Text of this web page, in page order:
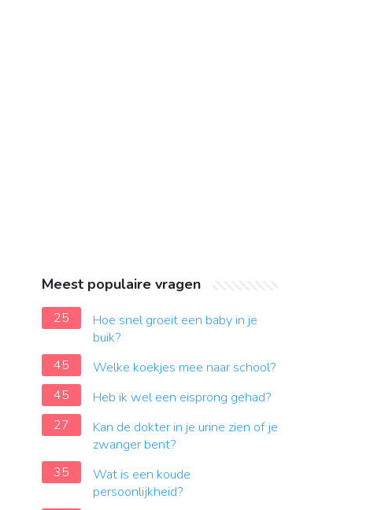
Meest populaire vragen
25
Hoe snel groeit een baby in je
buik?
45
Welke koekjes mee naar school?
45
Heb ik wel een eisprong gehad?
27
Kan de dokter in je urine zien of je
zwanger bent?
35
Wat is een koude
persoonlijkheid?